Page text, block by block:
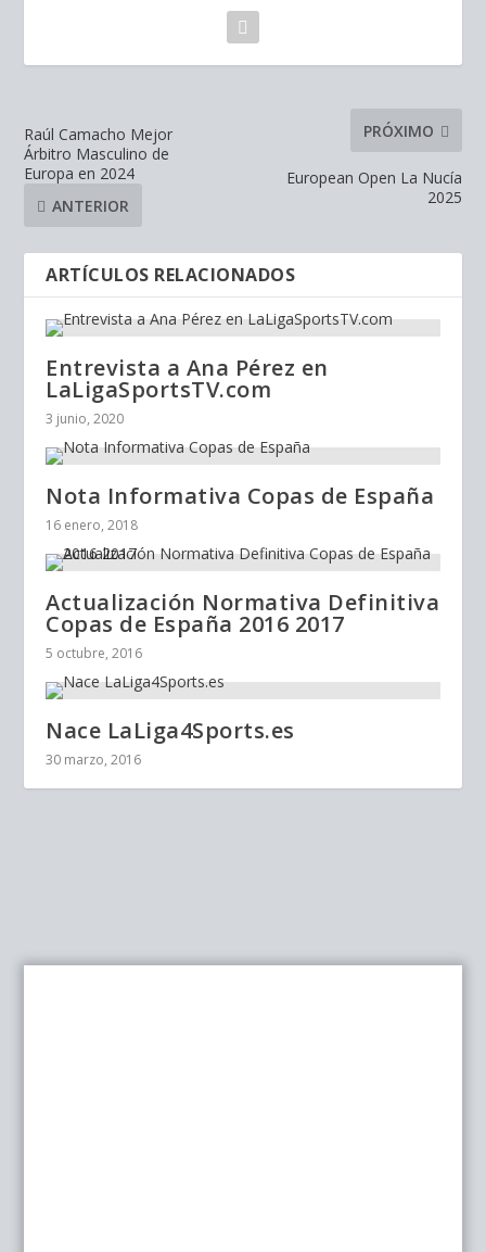
Raúl Camacho Mejor
Árbitro Masculino de
Europa en 2024
ANTERIOR
PRÓXIMO
European Open La Nucía
2025
ARTÍCULOS RELACIONADOS
Entrevista a Ana Pérez en
LaLigaSportsTV.com
3 junio, 2020
Nota Informativa Copas de España
16 enero, 2018
Actualización Normativa Definitiva
Copas de España 2016 2017
5 octubre, 2016
Nace LaLiga4Sports.es
30 marzo, 2016